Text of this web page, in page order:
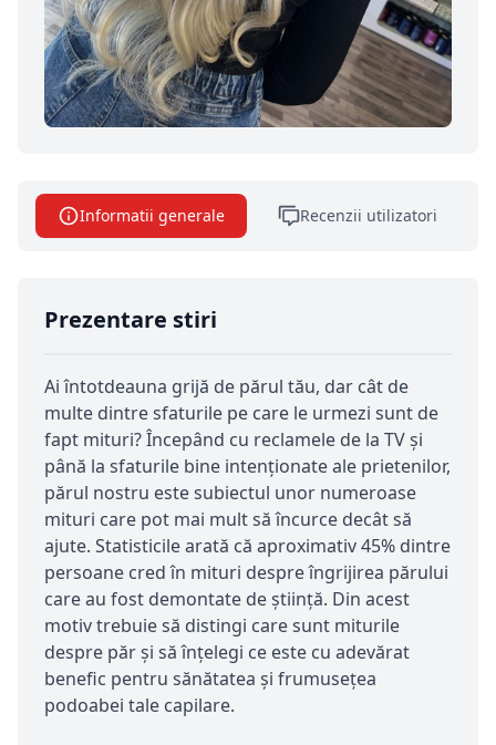
Informatii generale Recenzii utilizatori
Prezentare stiri
Ai întotdeauna grijă de părul tău, dar cât de
multe dintre sfaturile pe care le urmezi sunt de
fapt mituri? Începând cu reclamele de la TV și
până la sfaturile bine intenționate ale prietenilor,
părul nostru este subiectul unor numeroase
mituri care pot mai mult să încurce decât să
ajute. Statisticile arată că aproximativ 45% dintre
persoane cred în mituri despre îngrijirea părului
care au fost demontate de știință. Din acest
motiv trebuie să distingi care sunt miturile
despre păr și să înțelegi ce este cu adevărat
benefic pentru sănătatea și frumusețea
podoabei tale capilare.